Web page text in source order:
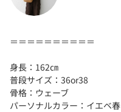
＝＝＝＝＝＝＝＝＝＝
身長：162㎝
普段サイズ：36or38
骨格：ウェーブ
パーソナルカラー：イエベ春